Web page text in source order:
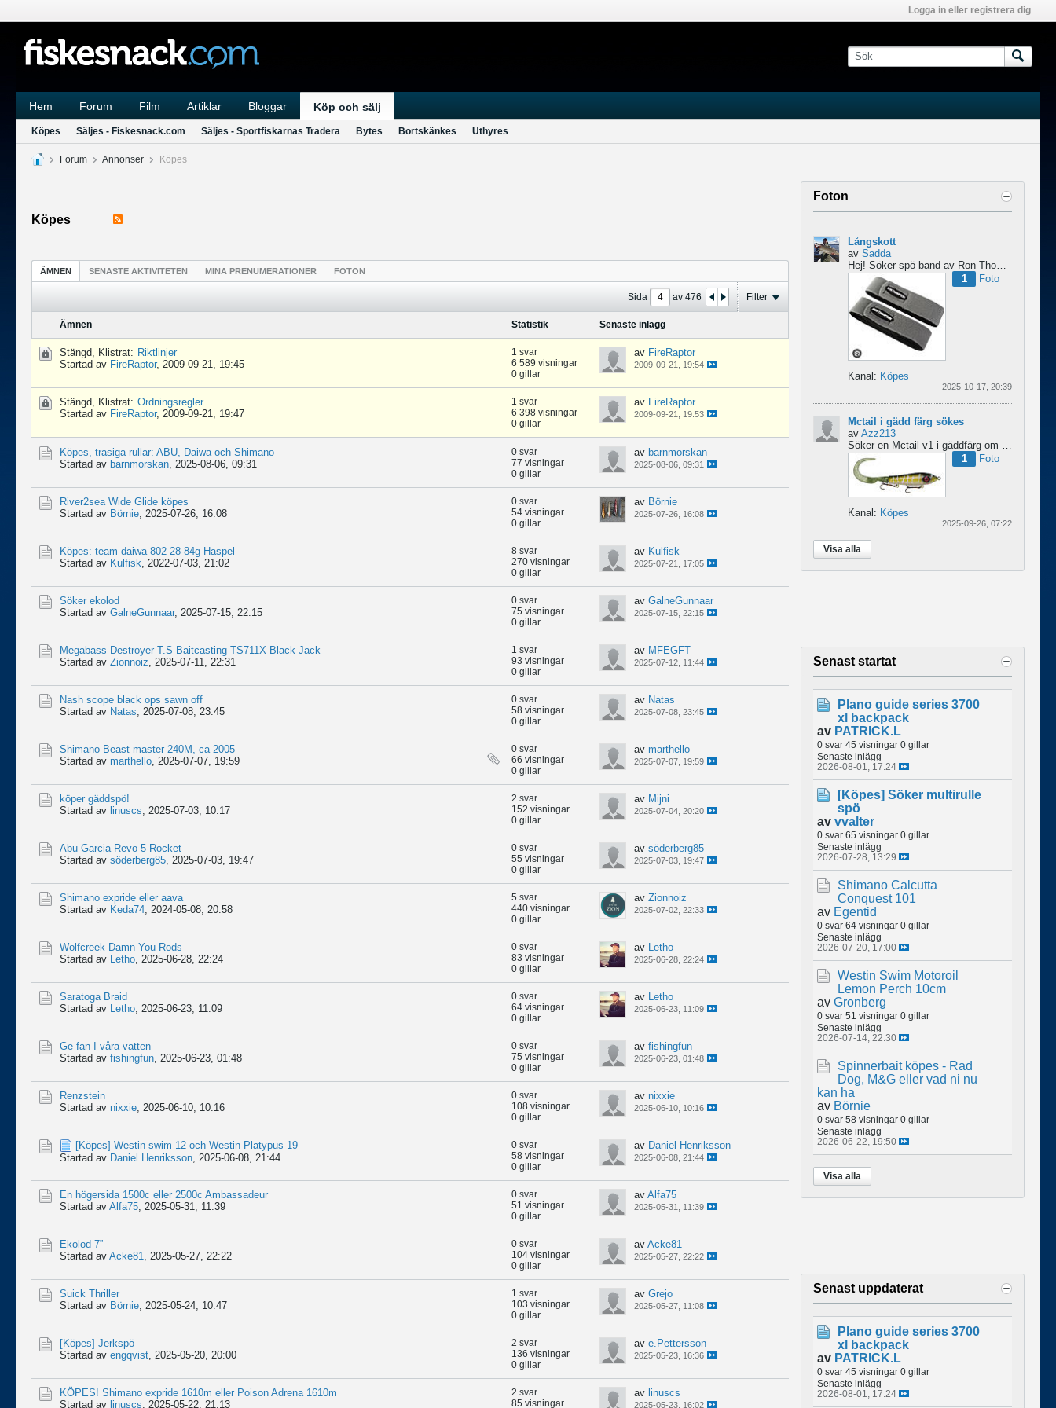
Logga in eller registrera dig
Hem Forum Film Artiklar Bloggar Köp och sälj
Köpes Säljes - Fiskesnack.com Säljes - Sportfiskarnas Tradera Bytes Bortskänkes Uthyres
Forum Annonser Köpes
Köpes
ÄMNEN SENASTE AKTIVITETEN MINA PRENUMERATIONER FOTON
Sida av 476 Filter
Ämnen Statistik Senaste inlägg
Stängd, Klistrat: Riktlinjer
Startad av FireRaptor, 2009-09-21, 19:45
1 svar
6 589 visningar
0 gillar
av FireRaptor
2009-09-21, 19:54
Stängd, Klistrat: Ordningsregler
Startad av FireRaptor, 2009-09-21, 19:47
1 svar
6 398 visningar
0 gillar
av FireRaptor
2009-09-21, 19:53
Köpes, trasiga rullar: ABU, Daiwa och Shimano
Startad av barnmorskan, 2025-08-06, 09:31
0 svar
77 visningar
0 gillar
av barnmorskan
2025-08-06, 09:31
River2sea Wide Glide köpes
Startad av Börnie, 2025-07-26, 16:08
0 svar
54 visningar
0 gillar
av Börnie
2025-07-26, 16:08
Köpes: team daiwa 802 28-84g Haspel
Startad av Kulfisk, 2022-07-03, 21:02
8 svar
270 visningar
0 gillar
av Kulfisk
2025-07-21, 17:05
Söker ekolod
Startad av GalneGunnaar, 2025-07-15, 22:15
0 svar
75 visningar
0 gillar
av GalneGunnaar
2025-07-15, 22:15
Megabass Destroyer T.S Baitcasting TS711X Black Jack
Startad av Zionnoiz, 2025-07-11, 22:31
1 svar
93 visningar
0 gillar
av MFEGFT
2025-07-12, 11:44
Nash scope black ops sawn off
Startad av Natas, 2025-07-08, 23:45
0 svar
58 visningar
0 gillar
av Natas
2025-07-08, 23:45
Shimano Beast master 240M, ca 2005
Startad av marthello, 2025-07-07, 19:59
0 svar
66 visningar
0 gillar
av marthello
2025-07-07, 19:59
köper gäddspö!
Startad av linuscs, 2025-07-03, 10:17
2 svar
152 visningar
0 gillar
av Mijni
2025-07-04, 20:20
Abu Garcia Revo 5 Rocket
Startad av söderberg85, 2025-07-03, 19:47
0 svar
55 visningar
0 gillar
av söderberg85
2025-07-03, 19:47
Shimano expride eller aava
Startad av Keda74, 2024-05-08, 20:58
5 svar
440 visningar
0 gillar
av Zionnoiz
2025-07-02, 22:33
Wolfcreek Damn You Rods
Startad av Letho, 2025-06-28, 22:24
0 svar
83 visningar
0 gillar
av Letho
2025-06-28, 22:24
Saratoga Braid
Startad av Letho, 2025-06-23, 11:09
0 svar
64 visningar
0 gillar
av Letho
2025-06-23, 11:09
Ge fan I våra vatten
Startad av fishingfun, 2025-06-23, 01:48
0 svar
75 visningar
0 gillar
av fishingfun
2025-06-23, 01:48
Renzstein
Startad av nixxie, 2025-06-10, 10:16
0 svar
108 visningar
0 gillar
av nixxie
2025-06-10, 10:16
[Köpes] Westin swim 12 och Westin Platypus 19
Startad av Daniel Henriksson, 2025-06-08, 21:44
0 svar
58 visningar
0 gillar
av Daniel Henriksson
2025-06-08, 21:44
En högersida 1500c eller 2500c Ambassadeur
Startad av Alfa75, 2025-05-31, 11:39
0 svar
51 visningar
0 gillar
av Alfa75
2025-05-31, 11:39
Ekolod 7”
Startad av Acke81, 2025-05-27, 22:22
0 svar
104 visningar
0 gillar
av Acke81
2025-05-27, 22:22
Suick Thriller
Startad av Börnie, 2025-05-24, 10:47
1 svar
103 visningar
0 gillar
av Grejo
2025-05-27, 11:08
[Köpes] Jerkspö
Startad av engqvist, 2025-05-20, 20:00
2 svar
136 visningar
0 gillar
av e.Pettersson
2025-05-23, 16:36
KÖPES! Shimano expride 1610m eller Poison Adrena 1610m
Startad av linuscs, 2025-05-22, 21:13
2 svar
85 visningar
av linuscs
2025-05-23, 16:02
Foton
Långskott
av Sadda
Hej! Söker spö band av Ron Thompson. Är de bara i hyfsat skick så köper jag gärna ett par....
1
Foto
Kanal: Köpes
2025-10-17, 20:39
Mctail i gädd färg sökes
av Azz213
1
Foto
Kanal: Köpes
2025-09-26, 07:22
Visa alla
Senast startat
Plano guide series 3700
xl backpack
av PATRICK.L
0 svar 45 visningar 0 gillar
Senaste inlägg
2026-08-01, 17:24
[Köpes] Söker multirulle
spö
av vvalter
0 svar 65 visningar 0 gillar
Senaste inlägg
2026-07-28, 13:29
Shimano Calcutta
Conquest 101
av Egentid
0 svar 64 visningar 0 gillar
Senaste inlägg
2026-07-20, 17:00
Westin Swim Motoroil
Lemon Perch 10cm
av Gronberg
0 svar 51 visningar 0 gillar
Senaste inlägg
2026-07-14, 22:30
Spinnerbait köpes - Rad
Dog, M&G eller vad ni nu
kan ha
av Börnie
0 svar 58 visningar 0 gillar
Senaste inlägg
2026-06-22, 19:50
Visa alla
Senast uppdaterat
Plano guide series 3700
xl backpack
av PATRICK.L
0 svar 45 visningar 0 gillar
Senaste inlägg
2026-08-01, 17:24